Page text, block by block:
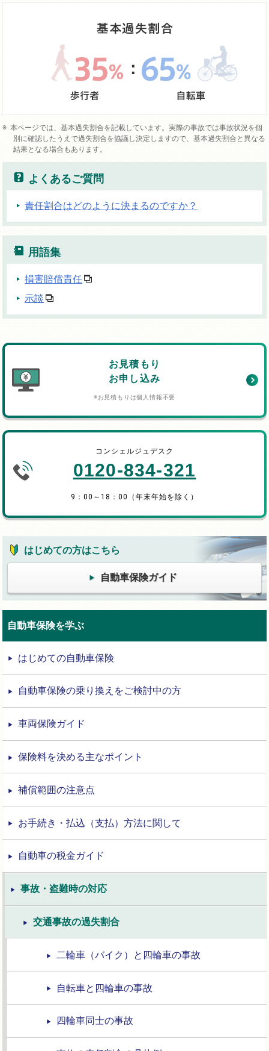
本ページでは、基本過失割合を記載しています。実際の事故では事故状況を個
別に確認したうえで過失割合を協議し決定しますので、基本過失割合と異なる
結果となる場合もあります。
よくあるご質問
責任割合はどのように決まるのですか？
用語集
損害賠償責任
示談
お見積もり
お申し込み
※お見積もりは個人情報不要
コンシェルジュデスク
0120-834-321
9：00～18：00（年末年始を除く）
はじめての方はこちら
自動車保険ガイド
自動車保険を学ぶ
はじめての自動車保険
自動車保険の乗り換えをご検討中の方
車両保険ガイド
保険料を決める主なポイント
補償範囲の注意点
お手続き・払込（支払）方法に関して
自動車の税金ガイド
事故・盗難時の対応
交通事故の過失割合
二輪車（バイク）と四輪車の事故
自転車と四輪車の事故
四輪車同士の事故